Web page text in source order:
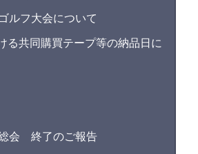
ルフ大会について
る共同購買テープ等の納品日に
会 終了のご報告